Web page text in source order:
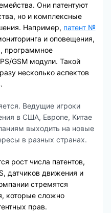
Они патентуют
но и комплексные
Например, патент №
и оповещения,
программное
GSM модули. Такой
несколько аспектов
Ведущие игроки
в США, Европе, Китае
выходить на новые
в разных странах.
рост числа патентов,
датчиков движения и
стремятся
которые сложно
прав.